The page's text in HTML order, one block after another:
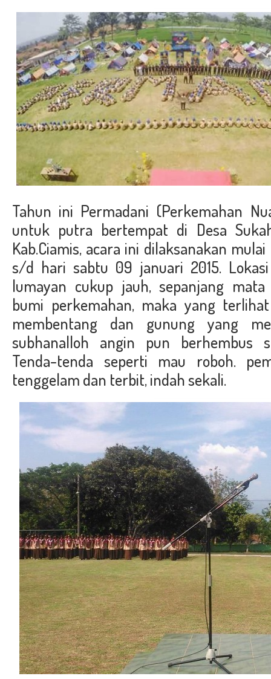
Tahun ini Permadani (Perkemahan
untuk putra bertempat di Desa
Kab.Ciamis, acara ini dilaksanakan
s/d hari sabtu 09 januari 2015.
lumayan cukup jauh, sepanjang
bumi perkemahan, maka yang
membentang dan gunung yang
subhanalloh angin pun berhembus
Tenda-tenda seperti mau roboh.
tenggelam dan terbit, indah sekali.